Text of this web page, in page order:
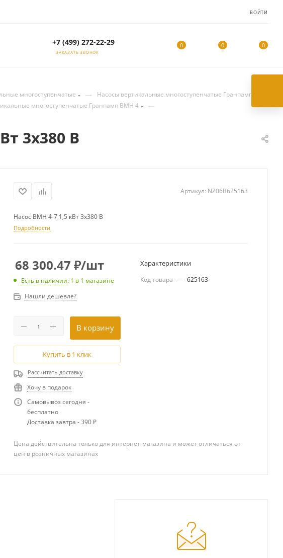
ВОЙТИ
+7 (499) 272-22-29
ЗАКАЗАТЬ ЗВОНОК
0 0 0
многоступенчатые — Насосы вертикальные многоступенчатые Гранпамп
многоступенчатые Гранпамп ВМН 4 —
3х380 В
Артикул: NZ06B625163
Насос ВМН 4-7 1,5 кВт 3х380 В
Подробности
68 300.47 ₽/шт
Есть в наличии: 1 в 1 магазине
Нашли дешевле?
В корзину
Купить в 1 клик
Рассчитать доставку
Хочу в подарок
Самовывоз сегодня -
бесплатно
Доставка завтра - 390 ₽
Характеристики
Код товара — 625163
Цена действительна только для интернет-магазина и может отличаться от
цен в розничных магазинах